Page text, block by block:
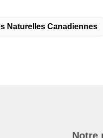
Naturelles Canadiennes
Notre